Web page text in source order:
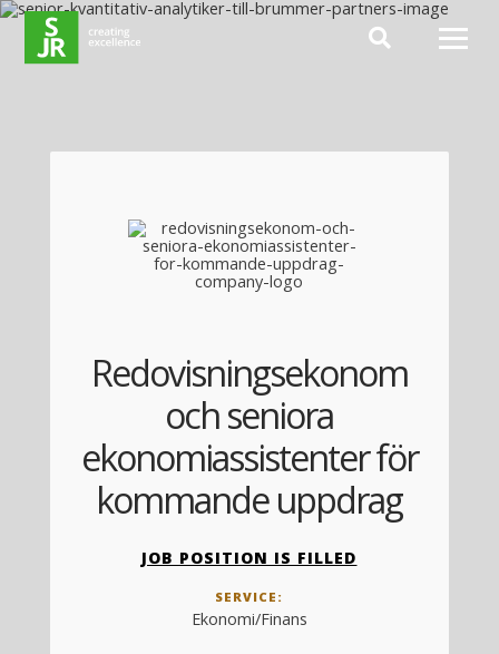
Hoppa till innehåll
JOB POSITION IS FILLED
SERVICE:
Ekonomi/Finans
Redovisningsekonom
och seniora
ekonomiassistenter för
kommande uppdrag